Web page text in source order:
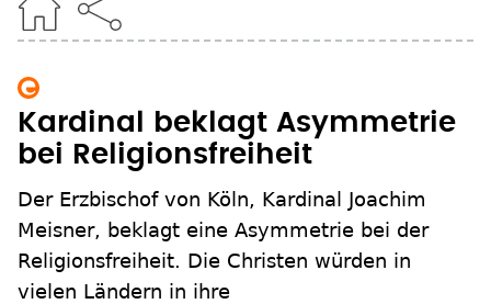
Kardinal beklagt Asymmetrie
bei Religionsfreiheit
Der Erzbischof von Köln, Kardinal Joachim
Meisner, beklagt eine Asymmetrie bei der
Religionsfreiheit. Die Christen würden in
vielen Ländern in ihre